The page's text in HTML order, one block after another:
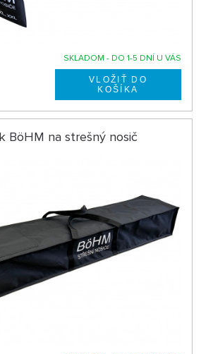
SKLADOM - DO 1-5 DNÍ U VÁS
BöHM na strešný nosič